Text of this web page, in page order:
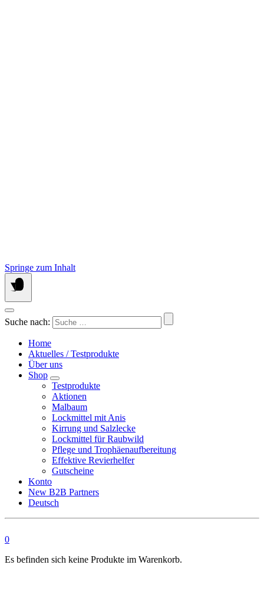
Springe zum Inhalt
Suche nach:
Home
Aktuelles / Testprodukte
Über uns
Shop
Testprodukte
Aktionen
Malbaum
Lockmittel mit Anis
Kirrung und Salzlecke
Lockmittel für Raubwild
Pflege und Trophäenaufbereitung
Effektive Revierhelfer
Gutscheine
Konto
New B2B Partners
Deutsch
0
Es befinden sich keine Produkte im Warenkorb.